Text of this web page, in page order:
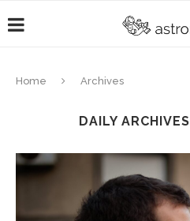
Home Archives
DAILY ARCHIVES